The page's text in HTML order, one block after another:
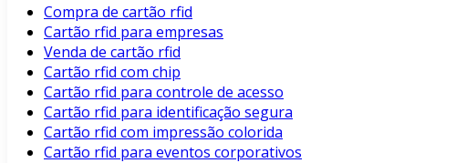
Compra de cartão rfid
Cartão rfid para empresas
Venda de cartão rfid
Cartão rfid com chip
Cartão rfid para controle de acesso
Cartão rfid para identificação segura
Cartão rfid com impressão colorida
Cartão rfid para eventos corporativos